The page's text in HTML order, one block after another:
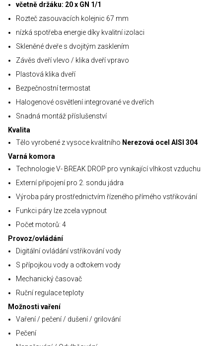
včetně držáku: 20 x GN 1/1
Rozteč zasouvacích kolejnic 67 mm
nízká spotřeba energie díky kvalitní izolaci
Skleněné dveře s dvojitým zasklením
Závěs dveří vlevo / klika dveří vpravo
Plastová klika dveří
Bezpečnostní termostat
Halogenové osvětlení integrované ve dveřích
Snadná montáž příslušenství
Kvalita
Tělo vyrobené z vysoce kvalitního Nerezová ocel AISI 304
Varná komora
Technologie V- BREAK DROP pro vynikající vlhkost vzduchu
Externí připojení pro 2. sondu jádra
Výroba páry prostřednictvím řízeného přímého vstřikování
Funkci páry lze zcela vypnout
Počet motorů: 4
Provoz/ovládání
Digitální ovládání vstřikování vody
S přípojkou vody a odtokem vody
Mechanický časovač
Ruční regulace teploty
Možnosti vaření
Vaření / pečení / dušení / grilování
Pečení